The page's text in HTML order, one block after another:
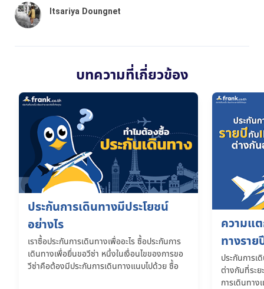
บทความที่เกี่ยวข้อง
ประกันการเดินทางมีประโยชน์
อย่างไร
เราซื้อประกันการเดินทางเพื่ออะไร ซื้อประกันการ
เดินทางเพื่อยื่นขอวีซ่า หนึ่งในเงื่อนไขของการขอ
วีซ่าคือต้องมีประกันการเดินทางแนบไปด้วย ซื้อ
ความแ
ทางรา
ประกันการเ
ต่างกันที่ระย
การเดินทาง